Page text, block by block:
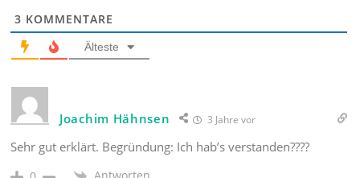
3 KOMMENTARE
Älteste
Joachim Hähnsen 3 Jahre vor
Sehr gut erklärt. Begründung: Ich hab’s verstanden????